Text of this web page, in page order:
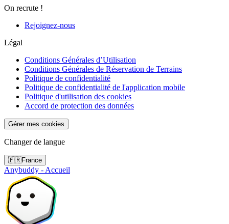
On recrute !
Rejoignez-nous
Légal
Conditions Générales d’Utilisation
Conditions Générales de Réservation de Terrains
Politique de confidentialité
Politique de confidentialité de l'application mobile
Politique d'utilisation des cookies
Accord de protection des données
Gérer mes cookies
Changer de langue
🇫🇷France
Anybuddy - Accueil